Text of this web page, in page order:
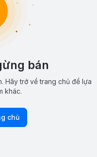
bán
Hãy trở về trang chủ để lựa
khác.
chủ